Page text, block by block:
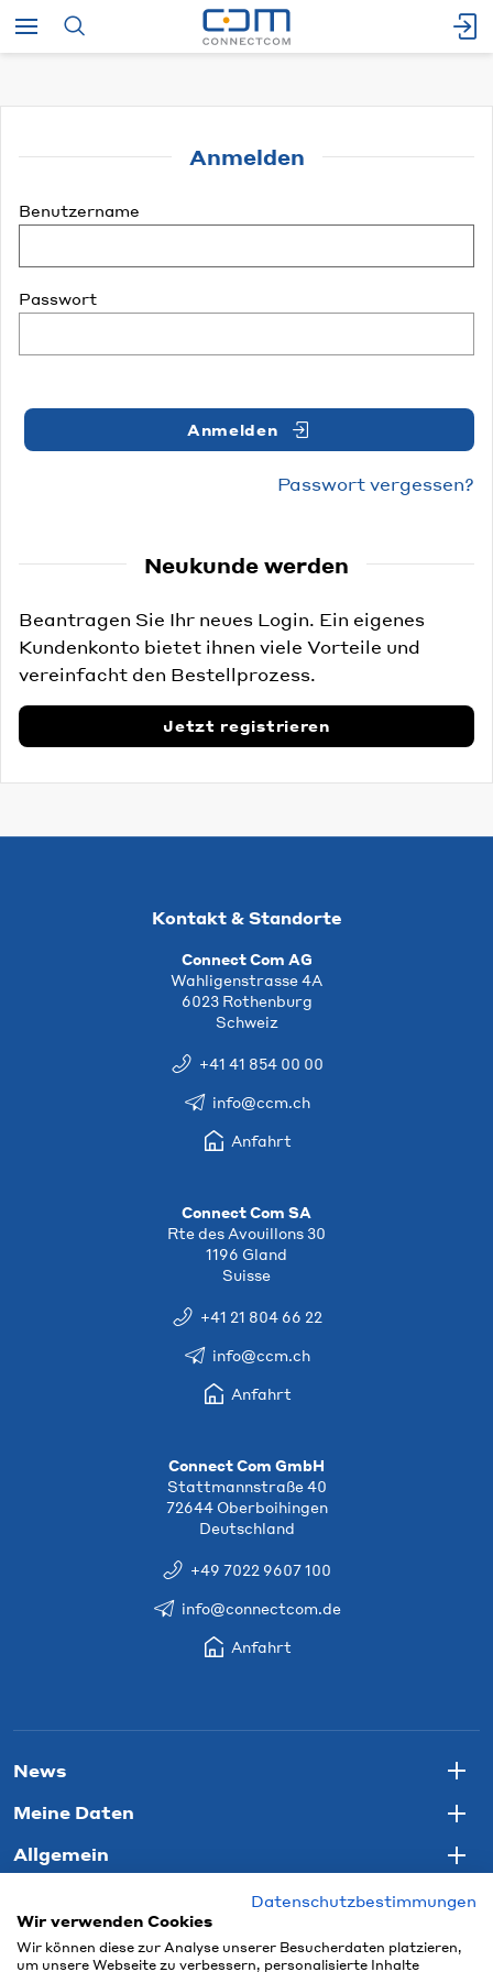
Anmelden
Benutzername
Passwort
Anmelden
Passwort vergessen?
Neukunde werden
Beantragen Sie Ihr neues Login. Ein eigenes
Kundenkonto bietet ihnen viele Vorteile und
vereinfacht den Bestellprozess.
Jetzt registrieren
Kontakt & Standorte
Connect Com AG
Wahligenstrasse 4A
6023 Rothenburg
Schweiz
+41 41 854 00 00
info@ccm.ch
Anfahrt
Connect Com SA
Rte des Avouillons 30
1196 Gland
Suisse
+41 21 804 66 22
info@ccm.ch
Anfahrt
Connect Com GmbH
Stattmannstraße 40
72644 Oberboihingen
Deutschland
+49 7022 9607 100
info@connectcom.de
Anfahrt
News
Meine Daten
Allgemein
Datenschutzbestimmungen
Wir verwenden Cookies
Wir können diese zur Analyse unserer Besucherdaten platzieren,
um unsere Webseite zu verbessern, personalisierte Inhalte